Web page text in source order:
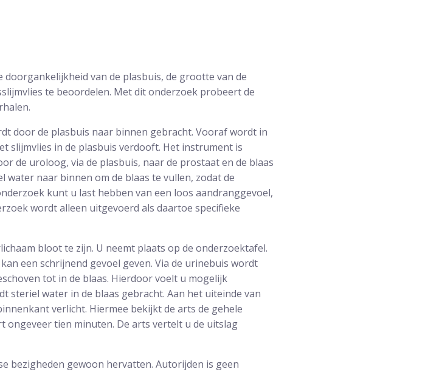
van de plasbuis, de grootte van de
te beoordelen. Met dit onderzoek probeert de
door de plasbuis naar binnen gebracht. Vooraf wordt in
slijmvlies in de plasbuis verdooft. Het instrument is
de uroloog, via de plasbuis, naar de prostaat en de blaas
naar binnen om de blaas te vullen, zodat de
kunt u last hebben van een loos aandranggevoel,
wordt alleen uitgevoerd als daartoe specifieke
bloot te zijn. U neemt plaats op de onderzoektafel.
een schrijnend gevoel geven. Via de urinebuis wordt
tot in de blaas. Hierdoor voelt u mogelijk
steriel water in de blaas gebracht. Aan het uiteinde van
verlicht. Hiermee bekijkt de arts de gehele
ongeveer tien minuten. De arts vertelt u de uitslag
bezigheden gewoon hervatten. Autorijden is geen